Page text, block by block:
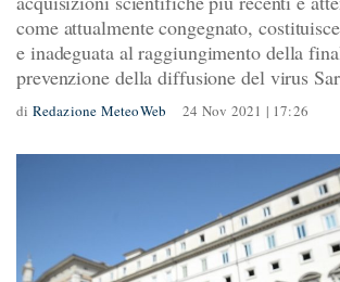
come attualmente congegnato,
e inadeguata al raggiungimento della
prevenzione della diffusione del virus
di Redazione MeteoWeb 24 Nov 2021 | 17:26